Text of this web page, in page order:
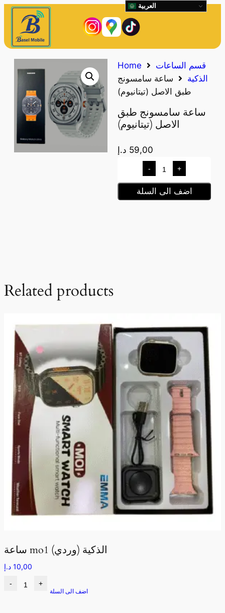
Home
قسم الساعات
الذكية
ساعة سامسونج
طبق الاصل (تيتانيوم)
ساعة سامسونج طبق
الاصل (تيتانيوم)
59,00 د.إ
- +
اضف الى السلة
Related products
ساعة mo1 الذكية (وردي)
10,00 د.إ
- +
اضف الى السلة
العربية